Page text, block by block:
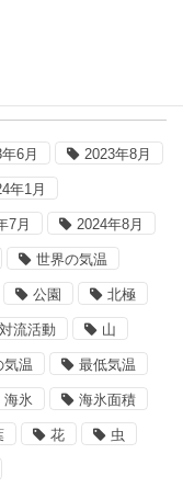
6月 2023年8月
年1月
7月 2024年8月
世界の気温
公園 北極
対流活動 山
気温 最低気温
海氷 海氷面積
花 虫